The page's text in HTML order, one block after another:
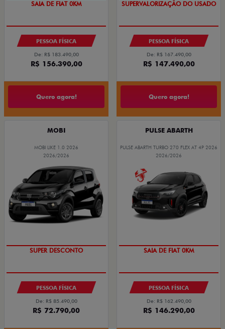
PESSOA FÍSICA
De: R$ 183.490,00
R$ 156.390,00
Quero agora!
PESSOA FÍSICA
De: R$ 167.490,00
R$ 147.490,00
Quero agora!
MOBI
MOBI LIKE 1.0 2026
2026/2026
PESSOA FÍSICA
De: R$ 85.490,00
R$ 72.790,00
PULSE ABARTH
PULSE ABARTH TURBO 270 FLEX AT 4P 2026
2026/2026
PESSOA FÍSICA
De: R$ 162.490,00
R$ 146.290,00